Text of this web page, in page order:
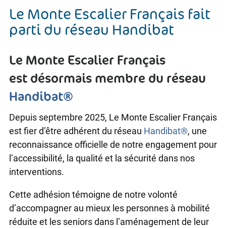
Le Monte Escalier Français fait
parti du réseau Handibat
Le Monte Escalier Français
est désormais membre du réseau
Handibat®
Depuis septembre 2025, Le Monte Escalier Français
est fier d’être adhérent du réseau Handibat®, une
reconnaissance officielle de notre engagement pour
l’accessibilité, la qualité et la sécurité dans nos
interventions.
Cette adhésion témoigne de notre volonté
d’accompagner au mieux les personnes à mobilité
réduite et les seniors dans l’aménagement de leur